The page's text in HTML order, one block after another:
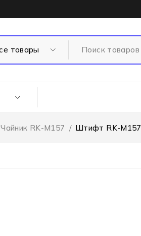
Чайник RK-M157 / Штифт RK-M157